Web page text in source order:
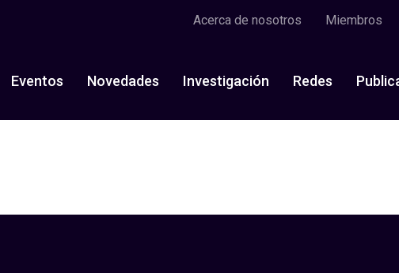
Acerca de nosotros Miembros
Eventos Novedades Investigación Redes